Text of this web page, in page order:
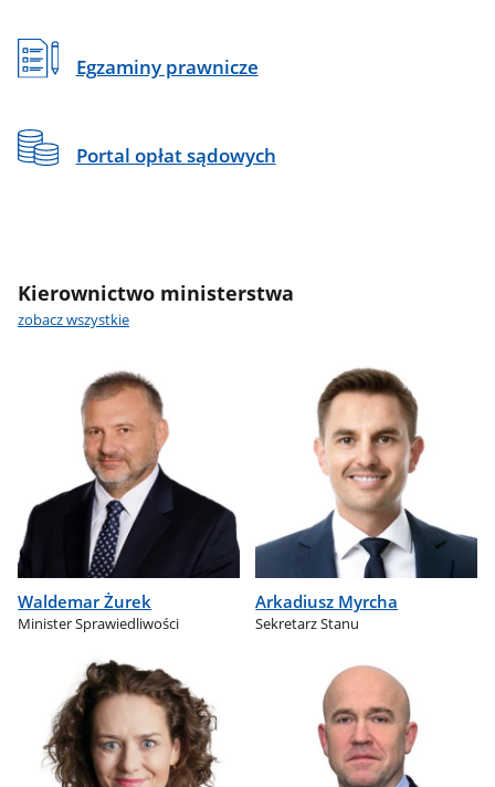
Egzaminy prawnicze
Portal opłat sądowych
Kierownictwo ministerstwa
zobacz wszystkie
Waldemar Żurek
Minister Sprawiedliwości
Arkadiusz Myrcha
Sekretarz Stanu